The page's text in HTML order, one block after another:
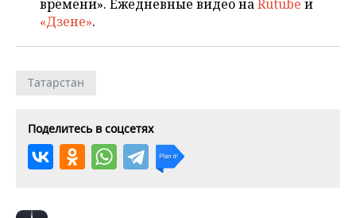
времени». Ежедневные видео наRutube и
«Дзене».
Татарстан
Поделитесь в соцсетях